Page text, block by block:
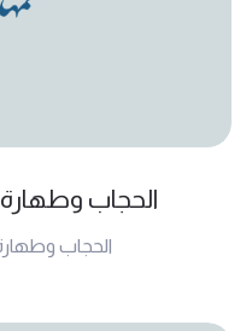
الحجاب وطهارة
الحجاب